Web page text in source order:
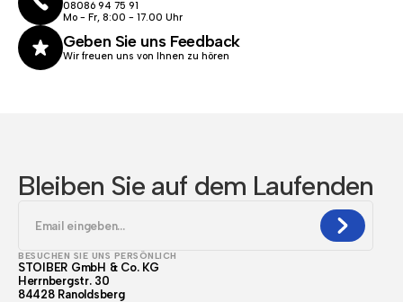
08086 94 75 91
Mo - Fr, 8:00 - 17.00 Uhr
Geben Sie uns Feedback
Wir freuen uns von Ihnen zu hören
Bleiben Sie auf dem Laufenden
BESUCHEN SIE UNS PERSÖNLICH
STOIBER GmbH & Co. KG
Herrnbergstr. 30
84428 Ranoldsberg